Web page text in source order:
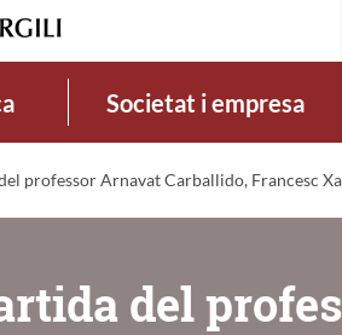
Societat i empresa
professor Arnavat Carballido, Francesc
del